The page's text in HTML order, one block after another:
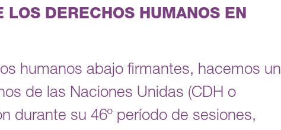
DERECHOS HUMANOS EN
humanos abajo firmantes, hacemos un
de las Naciones Unidas (CDH o
durante su 46º período de sesiones,